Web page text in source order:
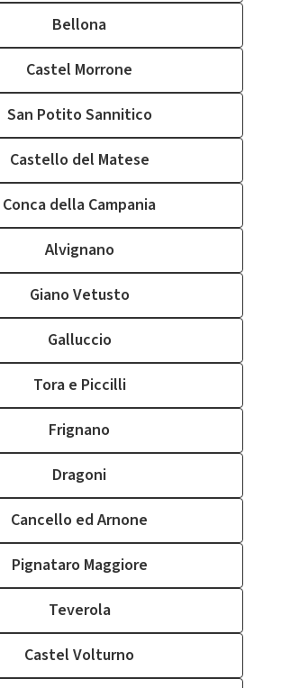
Bellona
Castel Morrone
San Potito Sannitico
Castello del Matese
Conca della Campania
Alvignano
Giano Vetusto
Galluccio
Tora e Piccilli
Frignano
Dragoni
Cancello ed Arnone
Pignataro Maggiore
Teverola
Castel Volturno